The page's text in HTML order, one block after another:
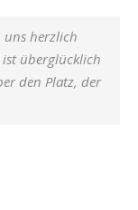
herzlich
überglücklich
den Platz, der